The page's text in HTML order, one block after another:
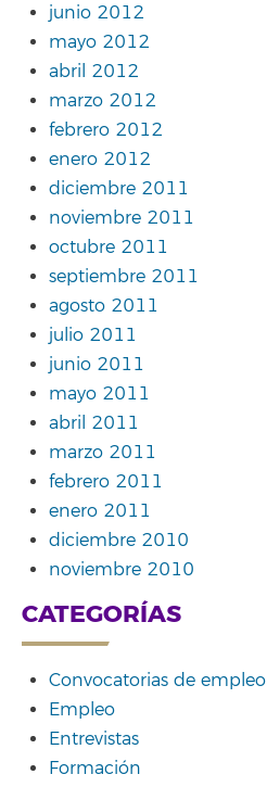
junio 2012
mayo 2012
abril 2012
marzo 2012
febrero 2012
enero 2012
diciembre 2011
noviembre 2011
octubre 2011
septiembre 2011
agosto 2011
julio 2011
junio 2011
mayo 2011
abril 2011
marzo 2011
febrero 2011
enero 2011
diciembre 2010
noviembre 2010
CATEGORÍAS
Convocatorias de empleo
Empleo
Entrevistas
Formación